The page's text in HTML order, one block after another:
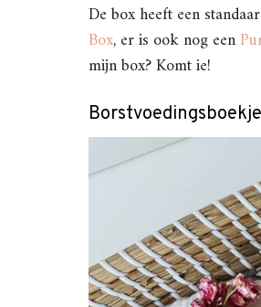
De box heeft een
Box, er is ook nog een
mijn box? Komt ie!
Borstvoedingsboekje